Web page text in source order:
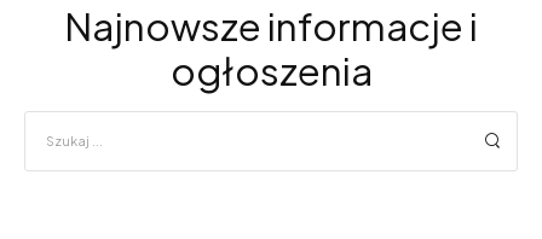
Najnowsze informacje i
ogłoszenia